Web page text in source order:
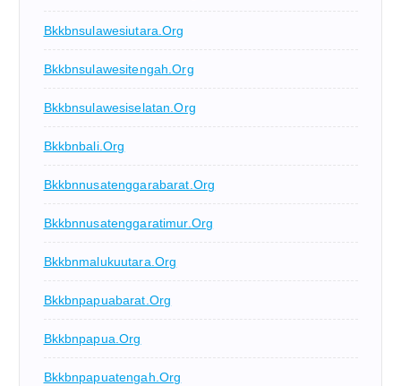
Bkkbnsulawesiutara.org
Bkkbnsulawesitengah.org
Bkkbnsulawesiselatan.org
Bkkbnbali.org
Bkkbnnusatenggarabarat.org
Bkkbnnusatenggaratimur.org
Bkkbnmalukuutara.org
Bkkbnpapuabarat.org
Bkkbnpapua.org
Bkkbnpapuatengah.org